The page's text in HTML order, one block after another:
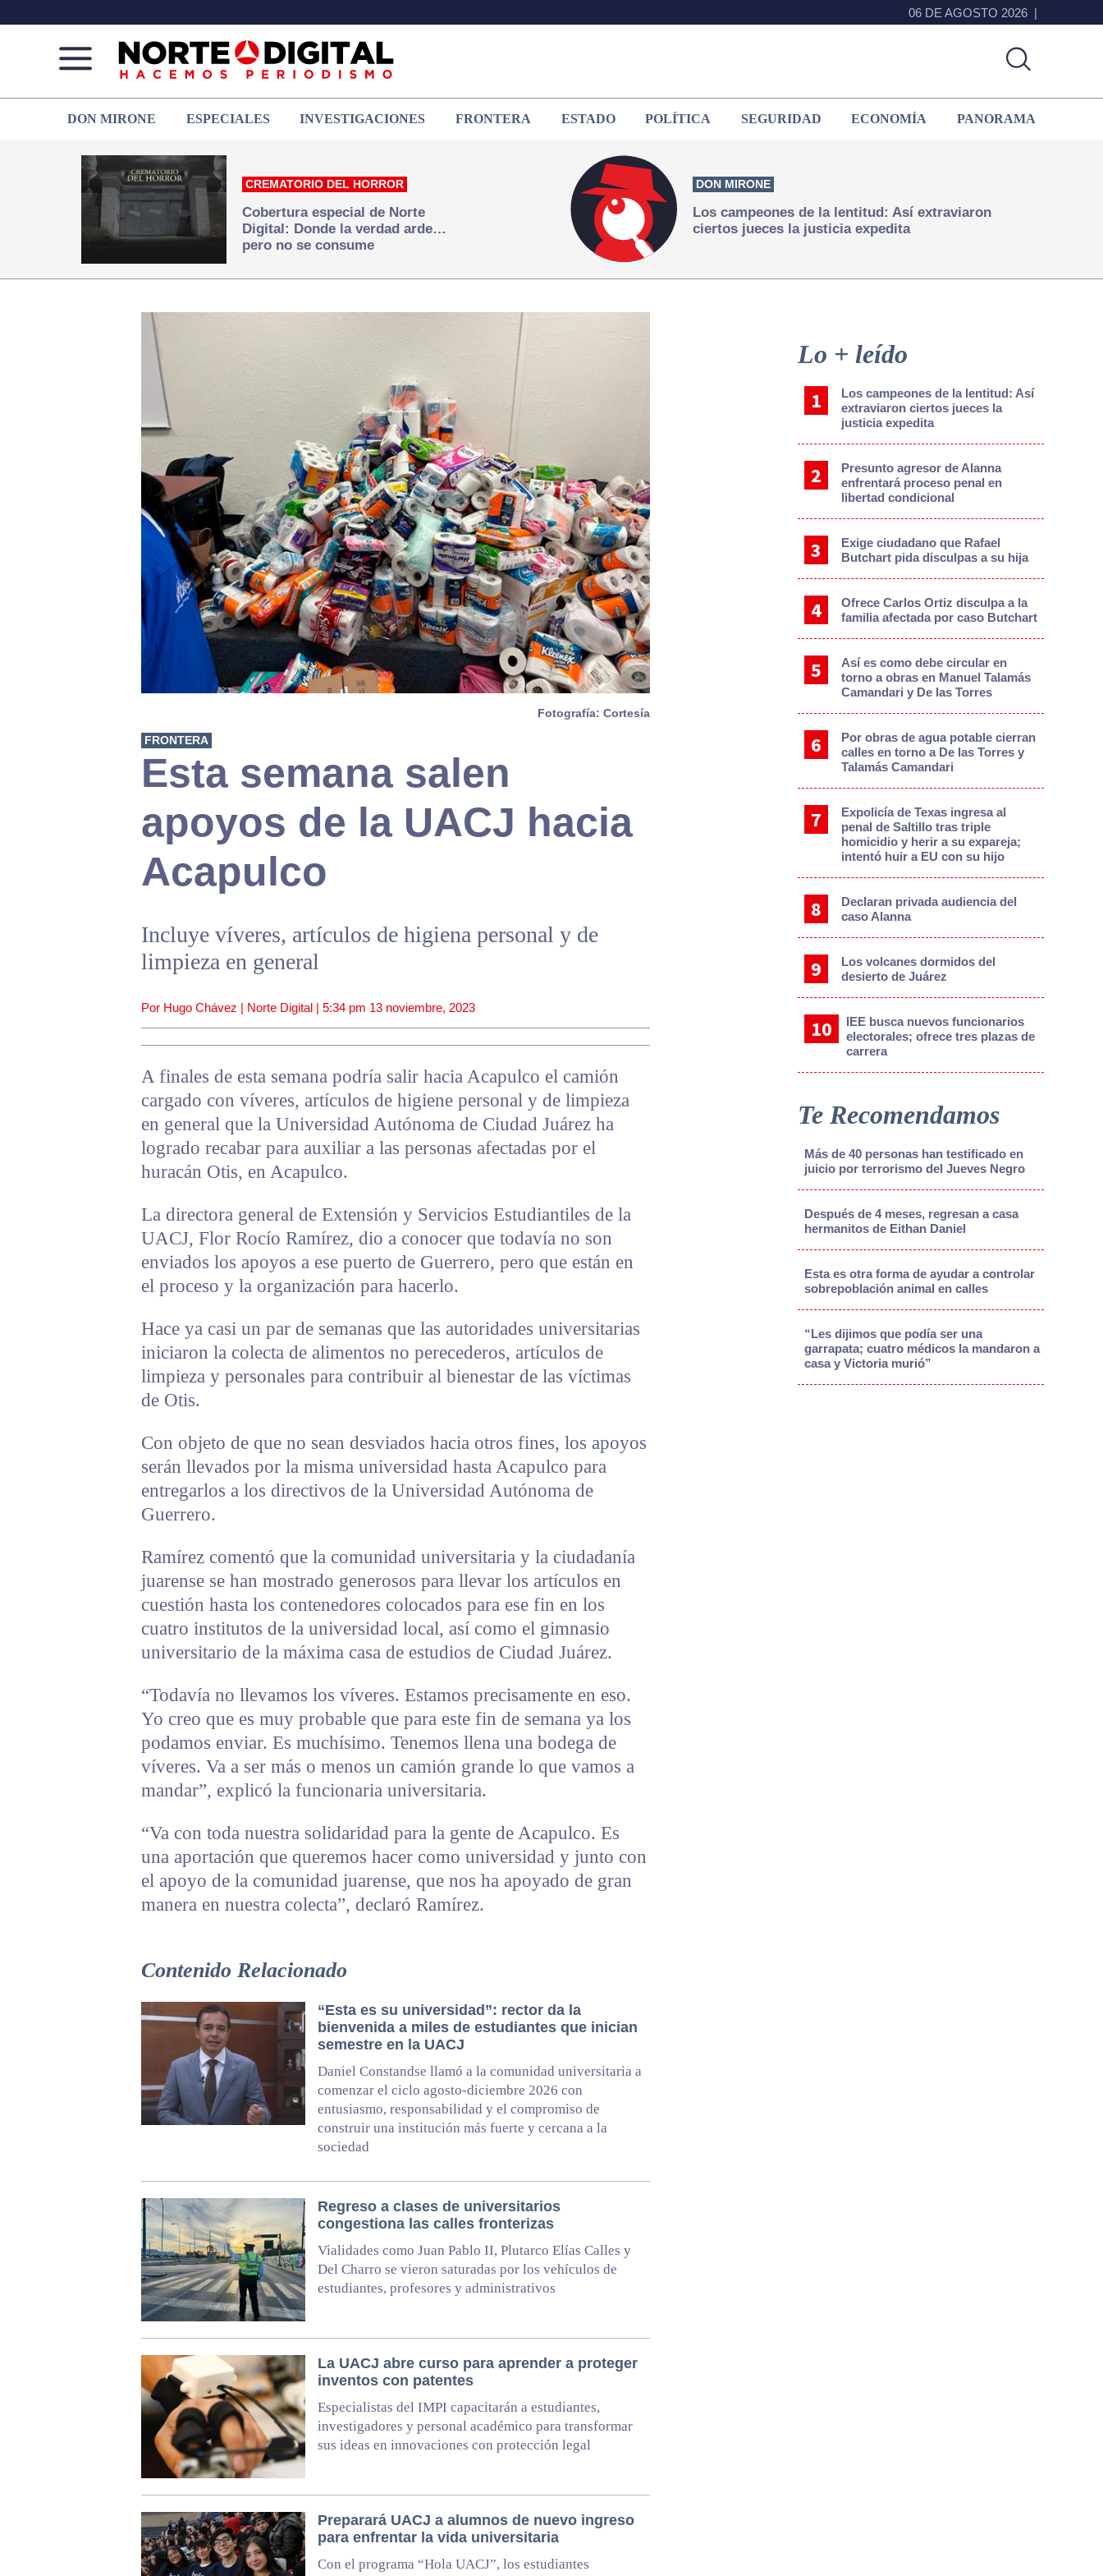
06 DE AGOSTO 2026
de
Juárez
que
hacemos periodismo
DON MIRONE ESPECIALES INVESTIGACIONES FRONTERA ESTADO POLÍTICA SEGURIDAD ECONOMÍA PANORAMA
CREMATORIO DEL HORROR
Cobertura especial de Norte
Digital: Donde la verdad arde…
pero no se consume
DON MIRONE
Los campeones de la lentitud: Así extraviaron
ciertos jueces la justicia expedita
Fotografía: Cortesía
FRONTERA
Esta semana salen
apoyos de la UACJ hacia
Acapulco
Incluye víveres, artículos de higiena personal y de
limpieza en general
Por Hugo Chávez | Norte Digital | 5:34 pm 13 noviembre, 2023
A finales de esta semana podría salir hacia Acapulco el camión
cargado con víveres, artículos de higiene personal y de limpieza
en general que la Universidad Autónoma de Ciudad Juárez ha
logrado recabar para auxiliar a las personas afectadas por el
huracán Otis, en Acapulco.
La directora general de Extensión y Servicios Estudiantiles de la
UACJ, Flor Rocío Ramírez, dio a conocer que todavía no son
enviados los apoyos a ese puerto de Guerrero, pero que están en
el proceso y la organización para hacerlo.
Hace ya casi un par de semanas que las autoridades universitarias
iniciaron la colecta de alimentos no perecederos, artículos de
limpieza y personales para contribuir al bienestar de las víctimas
de Otis.
Con objeto de que no sean desviados hacia otros fines, los apoyos
serán llevados por la misma universidad hasta Acapulco para
entregarlos a los directivos de la Universidad Autónoma de
Guerrero.
Ramírez comentó que la comunidad universitaria y la ciudadanía
juarense se han mostrado generosos para llevar los artículos en
cuestión hasta los contenedores colocados para ese fin en los
cuatro institutos de la universidad local, así como el gimnasio
universitario de la máxima casa de estudios de Ciudad Juárez.
“Todavía no llevamos los víveres. Estamos precisamente en eso.
Yo creo que es muy probable que para este fin de semana ya los
podamos enviar. Es muchísimo. Tenemos llena una bodega de
víveres. Va a ser más o menos un camión grande lo que vamos a
mandar”, explicó la funcionaria universitaria.
“Va con toda nuestra solidaridad para la gente de Acapulco. Es
una aportación que queremos hacer como universidad y junto con
el apoyo de la comunidad juarense, que nos ha apoyado de gran
manera en nuestra colecta”, declaró Ramírez.
Contenido Relacionado
“Esta es su universidad”: rector da la
bienvenida a miles de estudiantes que inician
semestre en la UACJ
Daniel Constandse llamó a la comunidad universitaria a
comenzar el ciclo agosto-diciembre 2026 con
entusiasmo, responsabilidad y el compromiso de
construir una institución más fuerte y cercana a la
sociedad
Regreso a clases de universitarios
congestiona las calles fronterizas
Vialidades como Juan Pablo II, Plutarco Elías Calles y
Del Charro se vieron saturadas por los vehículos de
estudiantes, profesores y administrativos
La UACJ abre curso para aprender a proteger
inventos con patentes
Especialistas del IMPI capacitarán a estudiantes,
investigadores y personal académico para transformar
sus ideas en innovaciones con protección legal
Preparará UACJ a alumnos de nuevo ingreso
para enfrentar la vida universitaria
Con el programa “Hola UACJ”, los estudiantes
Sidebar
Lo + leído
Los campeones de la lentitud: Así
extraviaron ciertos jueces la
justicia expedita
Presunto agresor de Alanna
enfrentará proceso penal en
libertad condicional
Exige ciudadano que Rafael
Butchart pida disculpas a su hija
Ofrece Carlos Ortiz disculpa a la
familia afectada por caso Butchart
Así es como debe circular en
torno a obras en Manuel Talamás
Camandari y De las Torres
Por obras de agua potable cierran
calles en torno a De las Torres y
Talamás Camandari
Expolicía de Texas ingresa al
penal de Saltillo tras triple
homicidio y herir a su expareja;
intentó huir a EU con su hijo
Declaran privada audiencia del
caso Alanna
Los volcanes dormidos del
desierto de Juárez
IEE busca nuevos funcionarios
electorales; ofrece tres plazas de
carrera
Te Recomendamos
Más de 40 personas han testificado en
juicio por terrorismo del Jueves Negro
Después de 4 meses, regresan a casa
hermanitos de Eithan Daniel
Esta es otra forma de ayudar a controlar
sobrepoblación animal en calles
“Les dijimos que podía ser una
garrapata; cuatro médicos la mandaron a
casa y Victoria murió”